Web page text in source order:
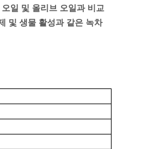
오일 및 올리브 오일과 비교
및 생물 활성과 같은 녹차